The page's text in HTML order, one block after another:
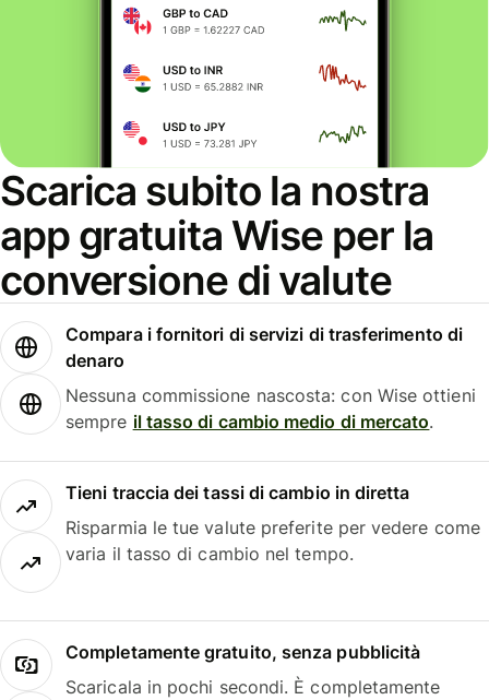
Scarica subito la nostra
app gratuita Wise per la
conversione di valute
Compara i fornitori di servizi di trasferimento di
denaro
Nessuna commissione nascosta: con Wise ottieni
sempre il tasso di cambio medio di mercato.
Tieni traccia dei tassi di cambio in diretta
Risparmia le tue valute preferite per vedere come
varia il tasso di cambio nel tempo.
Completamente gratuito, senza pubblicità
Scaricala in pochi secondi. È completamente